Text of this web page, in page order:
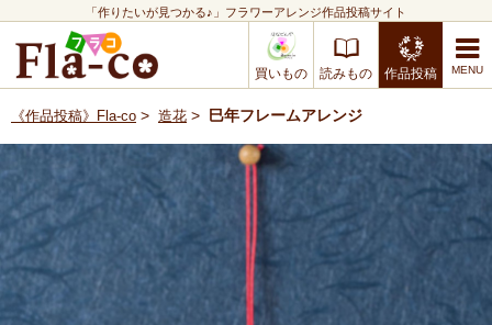
「作りたいが見つかる♪」フラワーアレンジ作品投稿サイト
買いもの 読みもの 作品投稿
《作品投稿》Fla-co > 造花 > 巳年フレームアレンジ